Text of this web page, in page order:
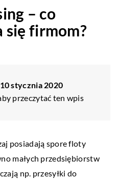
– co
się firmom?
10 stycznia 2020
przeczytać ten wpis
posiadają spore floty
małych przedsiębiorstw
np. przesyłki do